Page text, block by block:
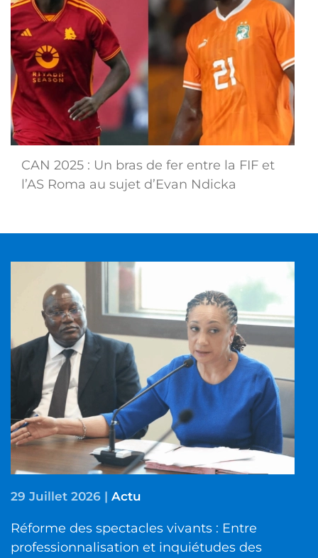
CAN 2025 : Un bras de fer entre la FIF et
l’AS Roma au sujet d’Evan Ndicka
29 Juillet 2026 | Actu
Réforme des spectacles vivants : Entre
professionnalisation et inquiétudes des